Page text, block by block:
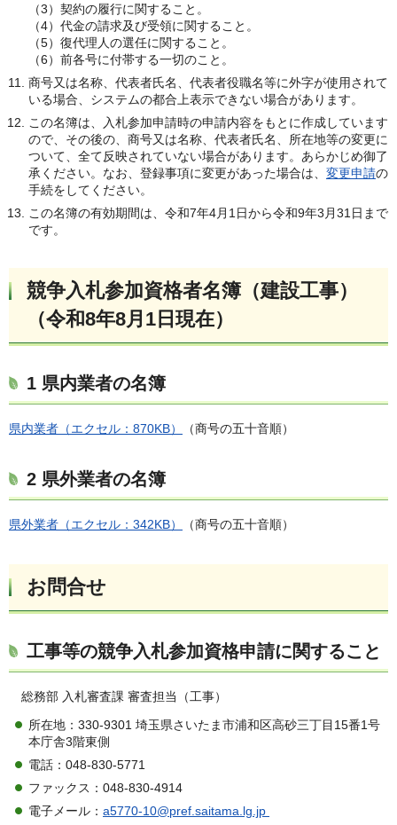
（3）契約の履行に関すること。
（4）代金の請求及び受領に関すること。
（5）復代理人の選任に関すること。
（6）前各号に付帯する一切のこと。
商号又は名称、代表者氏名、代表者役職名等に外字が使用されて
いる場合、システムの都合上表示できない場合があります。
この名簿は、入札参加申請時の申請内容をもとに作成しています
ので、その後の、商号又は名称、代表者氏名、所在地等の変更に
ついて、全て反映されていない場合があります。あらかじめ御了
承ください。なお、登録事項に変更があった場合は、 変更申請の
手続をしてください。
この名簿の有効期間は、令和7年4月1日から令和9年3月31日まで
です。
競争入札参加資格者名簿（建設工事）
（令和8年8月1日現在）
1 県内業者の名簿
県内業者（エクセル：870KB） （商号の五十音順）
2 県外業者の名簿
県外業者（エクセル：342KB） （商号の五十音順）
お問合せ
工事等の競争入札参加資格申請に関すること
総務部 入札審査課 審査担当（工事）
所在地：330-9301 埼玉県さいたま市浦和区高砂三丁目15番1号
本庁舎3階東側
電話：048-830-5771
ファックス：048-830-4914
電子メール： a5770-10@pref.saitama.lg.jp